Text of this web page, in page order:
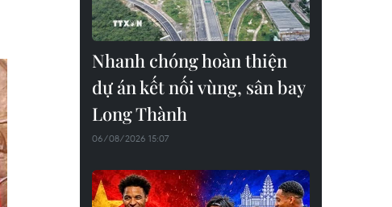
Nhanh chóng hoàn thiện
dự án kết nối vùng, sân bay
Long Thành
06/08/2026 15:07